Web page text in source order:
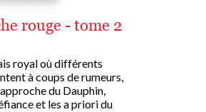
rouge - tome 2
royal où différents
à coups de rumeurs,
du Dauphin,
et les a priori du